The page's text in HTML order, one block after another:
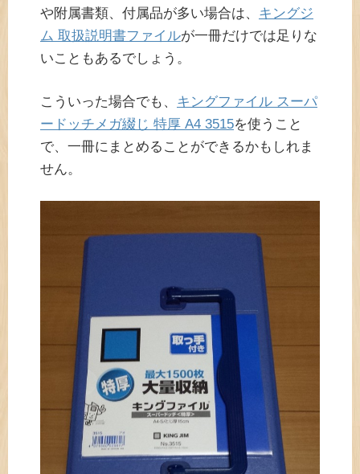
や附属書類、付属品が多い場合は、 キングジ
ム 取扱説明書ファイルが一冊だけでは足りな
いこともあるでしょう。
こういった場合でも、 キングファイル スーパ
ードッチメガ綴じ 特厚 A4 3515を使うこと
で、一冊にまとめることができるかもしれま
せん。